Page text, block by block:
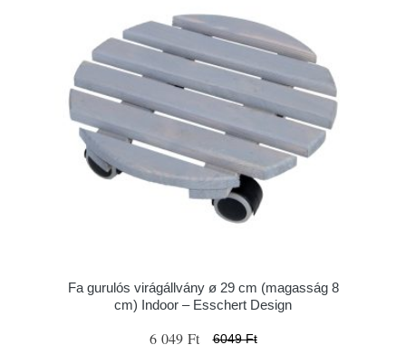
Fa gurulós virágállvány ø 29 cm (magasság 8
cm) Indoor – Esschert Design
6 049 Ft 6049 Ft